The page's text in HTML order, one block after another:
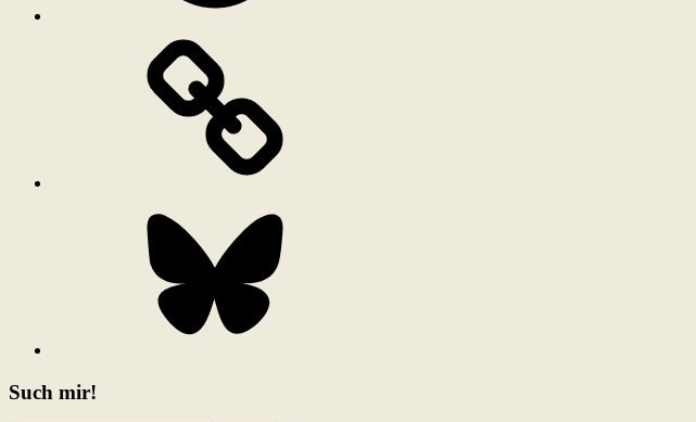
Such mir!